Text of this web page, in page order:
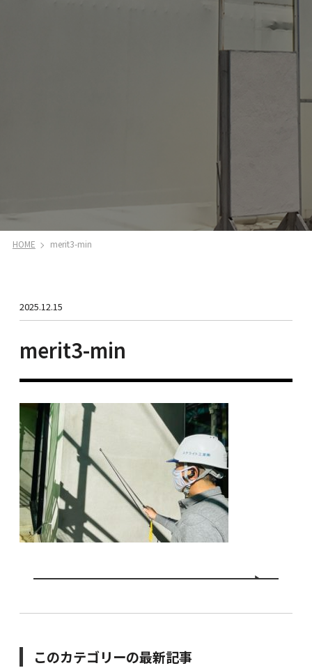
HOME merit3-min
2025.12.15
merit3-min
このカテゴリーの最新記事